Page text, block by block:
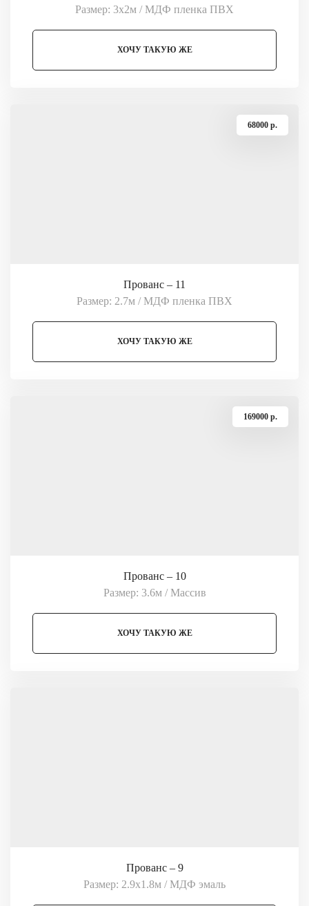
Размер: 3х2м / МДФ пленка ПВХ
ХОЧУ ТАКУЮ ЖЕ
68000 p.
Прованс – 11
Размер: 2.7м / МДФ пленка ПВХ
ХОЧУ ТАКУЮ ЖЕ
169000 p.
Прованс – 10
Размер: 3.6м / Массив
ХОЧУ ТАКУЮ ЖЕ
Прованс – 9
Размер: 2.9х1.8м / МДФ эмаль